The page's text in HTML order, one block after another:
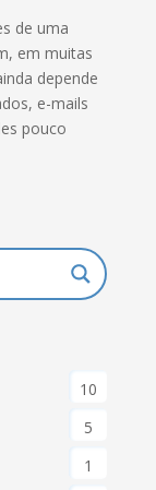
de uma
em muitas
depende
e-mails
pouco
10
5
1